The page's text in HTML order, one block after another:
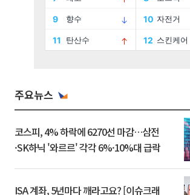
주요뉴스
코스피, 4% 하락에 6270선 마감…삼전
·SK하닉 '와르르' 각각 6%·10%대 급락
ISA 계좌, 5년마다 깨라고요? [이슈크래